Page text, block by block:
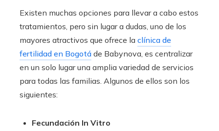
Existen muchas opciones para llevar a cabo estos
tratamientos, pero sin lugar a dudas, uno de los
mayores atractivos que ofrece la clínica de
fertilidad en Bogotá de Babynova, es centralizar
en un solo lugar una amplia variedad de servicios
para todas las familias. Algunos de ellos son los
siguientes:
Fecundación In Vitro